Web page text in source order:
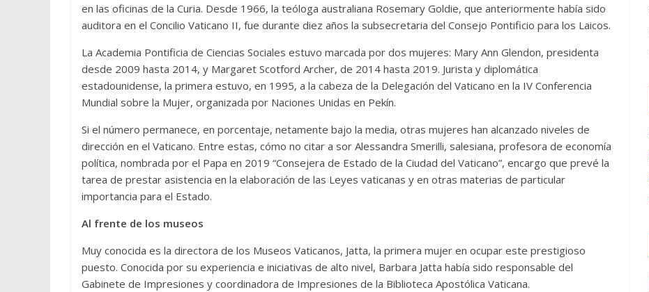
en las oficinas de la Curia. Desde 1966, la teóloga australiana Rosemary Goldie, que anteriormente había sido
auditora en el Concilio Vaticano II, fue durante diez años la subsecretaria del Consejo Pontificio para los Laicos.
La Academia Pontificia de Ciencias Sociales estuvo marcada por dos mujeres: Mary Ann Glendon, presidenta
desde 2009 hasta 2014, y Margaret Scotford Archer, de 2014 hasta 2019. Jurista y diplomática
estadounidense, la primera estuvo, en 1995, a la cabeza de la Delegación del Vaticano en la IV Conferencia
Mundial sobre la Mujer, organizada por Naciones Unidas en Pekín.
Si el número permanece, en porcentaje, netamente bajo la media, otras mujeres han alcanzado niveles de
dirección en el Vaticano. Entre estas, cómo no citar a sor Alessandra Smerilli, salesiana, profesora de economía
política, nombrada por el Papa en 2019 “Consejera de Estado de la Ciudad del Vaticano”, encargo que prevé la
tarea de prestar asistencia en la elaboración de las Leyes vaticanas y en otras materias de particular
importancia para el Estado.
Al frente de los museos
Muy conocida es la directora de los Museos Vaticanos, Jatta, la primera mujer en ocupar este prestigioso
puesto. Conocida por su experiencia e iniciativas de alto nivel, Barbara Jatta había sido responsable del
Gabinete de Impresiones y coordinadora de Impresiones de la Biblioteca Apostólica Vaticana.